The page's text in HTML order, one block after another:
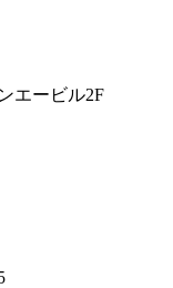
エービル2F